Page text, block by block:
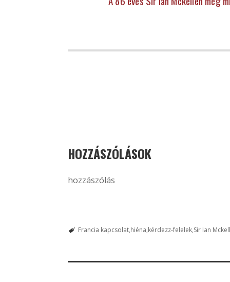
HOZZÁSZÓLÁSOK
hozzászólás
Francia kapcsolat hiéna kérdezz-felelek Sir Ian